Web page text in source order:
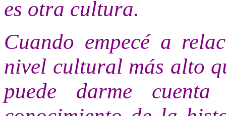
es otra cultura.
Cuando empecé a
nivel cultural más alto
puede darme